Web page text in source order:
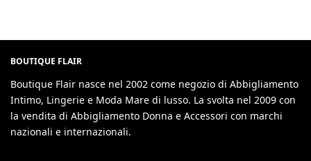
BOUTIQUE FLAIR
Boutique Flair nasce nel 2002 come negozio di Abbigliamento
Intimo, Lingerie e Moda Mare di lusso. La svolta nel 2009 con
la vendita di Abbigliamento Donna e Accessori con marchi
nazionali e internazionali.